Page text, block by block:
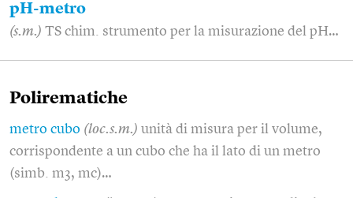
pH-metro
(s.m.) TS chim. strumento per la misurazione del pH…
Polirematiche
metro cubo (loc.s.m.) unità di misura per il volume,
corrispondente a un cubo che ha il lato di un metro
(simb. m3, mc)…